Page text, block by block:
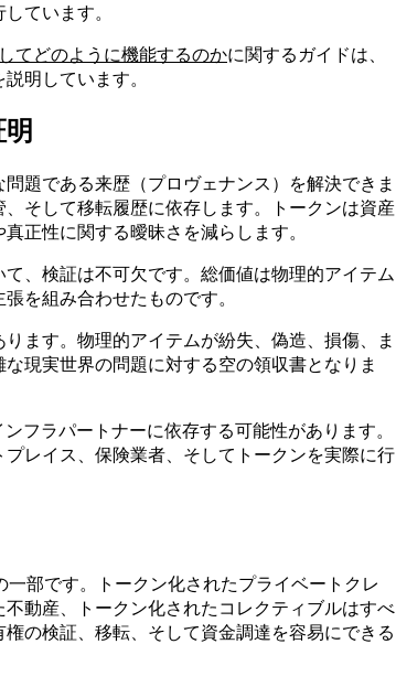
ています。
てどのように機能するのかに関するガイドは、
明しています。
題である来歴（プロヴェナンス）を解決できま
そして移転履歴に依存します。トークンは資産
正性に関する曖昧さを減らします。
、検証は不可欠です。総価値は物理的アイテム
を組み合わせたものです。
ます。物理的アイテムが紛失、偽造、損傷、ま
現実世界の問題に対する空の領収書となりま
フラパートナーに依存する可能性があります。
レイス、保険業者、そしてトークンを実際に行
部です。トークン化されたプライベートクレ
動産、トークン化されたコレクティブルはすべ
の検証、移転、そして資金調達を容易にできる